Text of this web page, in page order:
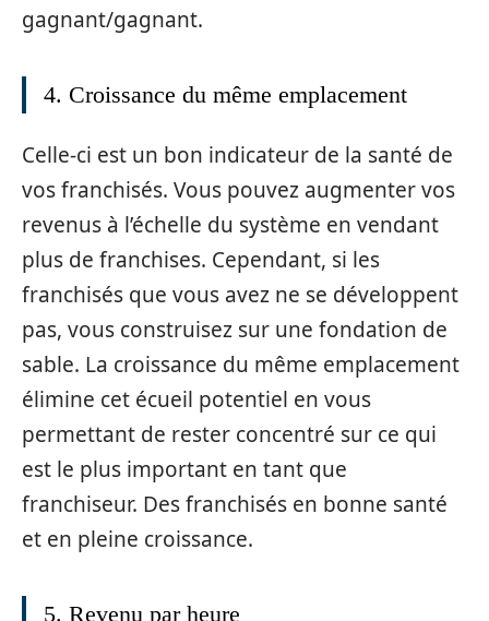
gagnant/gagnant.
4. Croissance du même emplacement
Celle-ci est un bon indicateur de la santé de
vos franchisés. Vous pouvez augmenter vos
revenus à l’échelle du système en vendant
plus de franchises. Cependant, si les
franchisés que vous avez ne se développent
pas, vous construisez sur une fondation de
sable. La croissance du même emplacement
élimine cet écueil potentiel en vous
permettant de rester concentré sur ce qui
est le plus important en tant que
franchiseur. Des franchisés en bonne santé
et en pleine croissance.
5. Revenu par heure